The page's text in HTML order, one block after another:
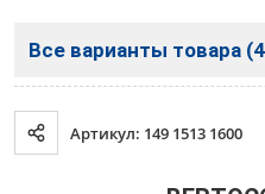
Все варианты товара
Артикул: 149 1513 1600